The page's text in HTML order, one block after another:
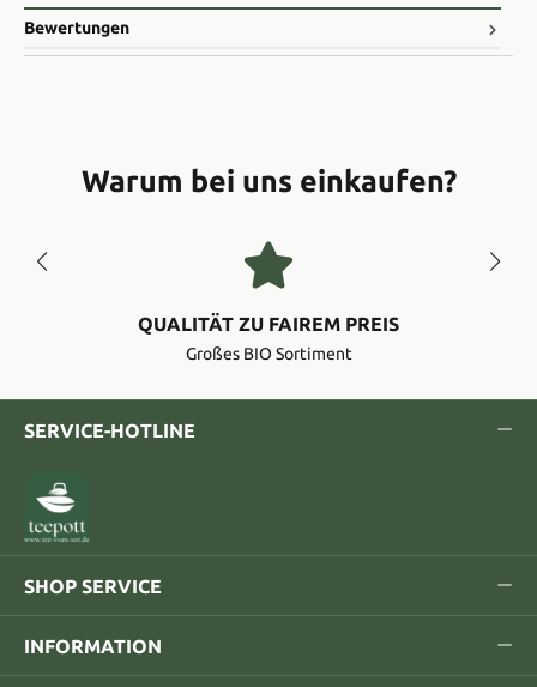
Bewertungen
Warum bei uns einkaufen?
QUALITÄT ZU FAIREM PREIS
Großes BIO Sortiment
SERVICE-HOTLINE
SHOP SERVICE
INFORMATION